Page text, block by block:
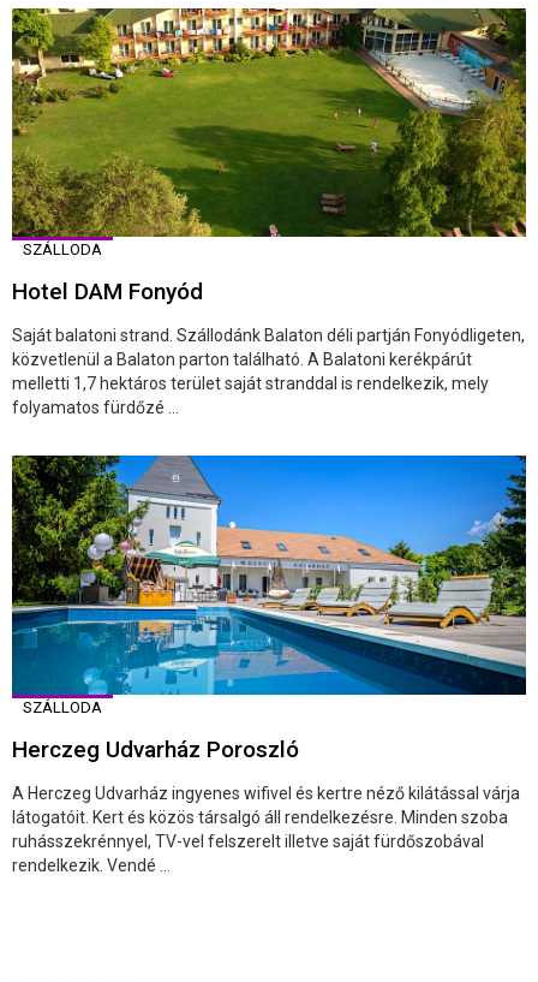
SZÁLLODA
Hotel DAM Fonyód
Saját balatoni strand. Szállodánk Balaton déli partján Fonyódligeten,
közvetlenül a Balaton parton található. A Balatoni kerékpárút
melletti 1,7 hektáros terület saját stranddal is rendelkezik, mely
folyamatos fürdőzé ...
SZÁLLODA
Herczeg Udvarház Poroszló
A Herczeg Udvarház ingyenes wifivel és kertre néző kilátással várja
látogatóit. Kert és közös társalgó áll rendelkezésre. Minden szoba
ruhásszekrénnyel, TV-vel felszerelt illetve saját fürdőszobával
rendelkezik. Vendé ...